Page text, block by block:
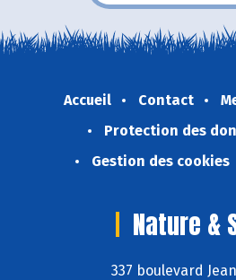
Accueil Contact
Protection des
Gestion des cookies
Nature &
337 boulevard